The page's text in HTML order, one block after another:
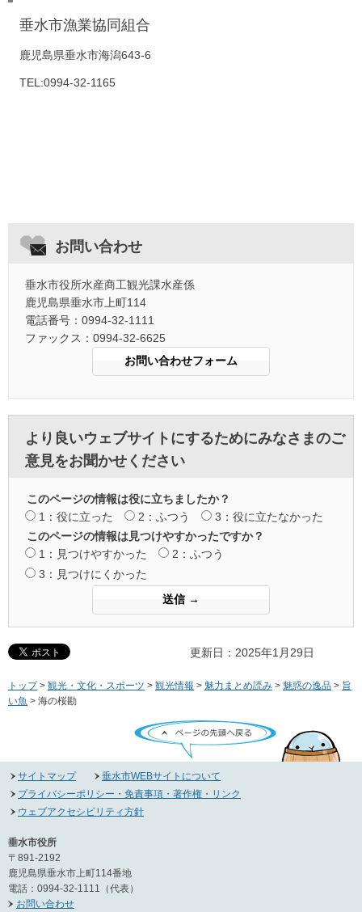
垂水市漁業協同組合
鹿児島県垂水市海潟643-6
TEL:0994-32-1165
お問い合わせ
垂水市役所水産商工観光課水産係
鹿児島県垂水市上町114
電話番号：0994-32-1111
ファックス：0994-32-6625
より良いウェブサイトにするためにみなさまのご
意見をお聞かせください
このページの情報は役に立ちましたか？
1：役に立った
2：ふつう
3：役に立たなかった
このページの情報は見つけやすかったですか？
1：見つけやすかった
2：ふつう
3：見つけにくかった
更新日：2025年1月29日
トップ> 観光・文化・スポーツ > 観光情報 > 魅力まとめ読み > 魅惑の逸品 > 旨
い魚 > 海の桜勘
ページの先頭へ戻る
サイトマップ
垂水市WEBサイトについて
プライバシーポリシー・免責事項・著作権・リンク
ウェブアクセシビリティ方針
垂水市役所
〒891-2192
鹿児島県垂水市上町114番地
電話：0994-32-1111（代表）
お問い合わせ